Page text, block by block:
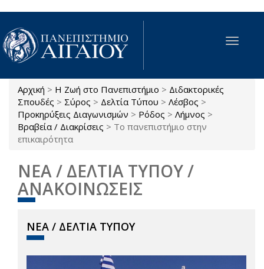
Παράκαμψη προς το κυρίως περιεχόμενο
Toggle
Είστε εδώ
Αρχική > Η Ζωή στο Πανεπιστήμιο > Διδακτορικές
Σπουδές > Σύρος > Δελτία Τύπου > Λέσβος >
Προκηρύξεις Διαγωνισμών > Ρόδος > Λήμνος >
Βραβεία / Διακρίσεις > Το πανεπιστήμιο στην
επικαιρότητα
ΝΕΑ / ΔΕΛΤΙΑ ΤΥΠΟΥ /
ΑΝΑΚΟΙΝΩΣΕΙΣ
ΝΕΑ / ΔΕΛΤΙΑ ΤΥΠΟΥ